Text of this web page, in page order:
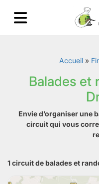
Accueil »
Balades et
Envie d’organiser une
circuit qui vous
1 circuit de balades et